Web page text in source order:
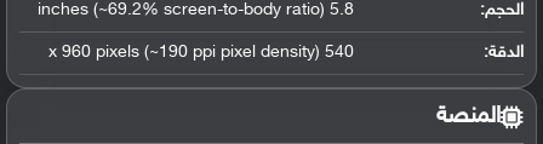
الحجم: 5.8 inches (~69.2% screen-to-body ratio)
الدقة: 540 x 960 pixels (~190 ppi pixel density)
المنصة